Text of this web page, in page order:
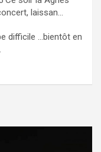
laissan...
difficile ...bientôt en